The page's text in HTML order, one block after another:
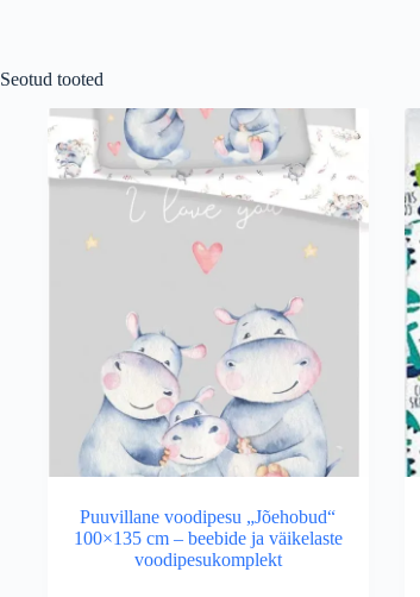
Seotud tooted
Puuvillane voodipesu „Jõehobud“
100×135 cm – beebide ja väikelaste
voodipesukomplekt